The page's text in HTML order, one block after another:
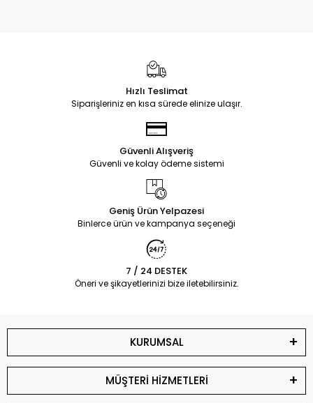
Hızlı Teslimat
Siparişleriniz en kısa sürede elinize ulaşır.
Güvenli Alışveriş
Güvenli ve kolay ödeme sistemi
Geniş Ürün Yelpazesi
Binlerce ürün ve kampanya seçeneği
7 / 24 DESTEK
Öneri ve şikayetlerinizi bize iletebilirsiniz.
KURUMSAL
MÜŞTERİ HİZMETLERİ